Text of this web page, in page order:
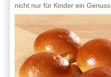
nicht nur für Kinder ein Genuss